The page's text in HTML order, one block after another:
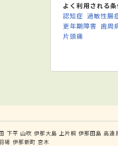
よく利用される
認知症 過敏性腸
更年期障害 歯周
片頭痛
下平 山吹 伊那大島 上片桐 伊那田島 高遠
場 伊那新町 宮木